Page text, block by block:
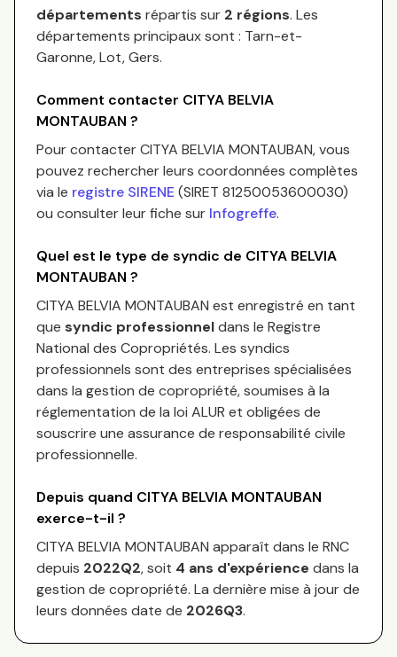
départements répartis sur 2 régions. Les
départements principaux sont : Tarn-et-
Garonne, Lot, Gers.
Comment contacter CITYA BELVIA
MONTAUBAN ?
Pour contacterCITYA BELVIA MONTAUBAN, vous
pouvez rechercher leurs coordonnées complètes
via le registre SIRENE (SIRET 81250053600030)
ou consulter leur fiche sur Infogreffe.
Quel est le type de syndic de CITYA BELVIA
MONTAUBAN ?
CITYA BELVIA MONTAUBAN est enregistré en tant
que syndic professionneldans le Registre
National des Copropriétés. Les syndics
professionnels sont des entreprises spécialisées
dans la gestion de copropriété, soumises à la
réglementation de la loi ALUR et obligées de
souscrire une assurance de responsabilité civile
professionnelle.
Depuis quand CITYA BELVIA MONTAUBAN
exerce-t-il ?
CITYA BELVIA MONTAUBAN apparaît dans le RNC
depuis 2022Q2, soit 4 ans d'expérience dans la
gestion de copropriété. La dernière mise à jour de
leurs données date de 2026Q3.